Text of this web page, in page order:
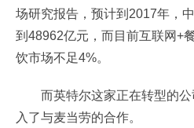
场研究报告，预计到2017年，
到48962亿元，而目前互联网+
饮市场不足4%。
而英特尔这家正在转型的
入了与麦当劳的合作。